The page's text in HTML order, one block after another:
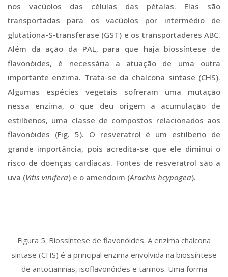
nos vacúolos das células das pétalas. Elas são
transportadas para os vacúolos por intermédio de
glutationa-S-transferase (GST) e os transportaderes ABC.
Além da ação da PAL, para que haja biossíntese de
flavonóides, é necessária a atuação de uma outra
importante enzima. Trata-se da chalcona sintase (CHS).
Algumas espécies vegetais sofreram uma mutação
nessa enzima, o que deu origem a acumulação de
estilbenos, uma classe de compostos relacionados aos
flavonóides (Fig. 5). O resveratrol é um estilbeno de
grande importância, pois acredita-se que ele diminui o
risco de doenças cardíacas. Fontes de resveratrol são a
uva (Vitis vinifera) e o amendoim (Arachis hcypogea).
Figura 5. Biossíntese de flavonóides. A enzima chalcona
sintase (CHS) é a principal enzima envolvida na biossíntese
de antocianinas, isoflavonóides e taninos. Uma forma